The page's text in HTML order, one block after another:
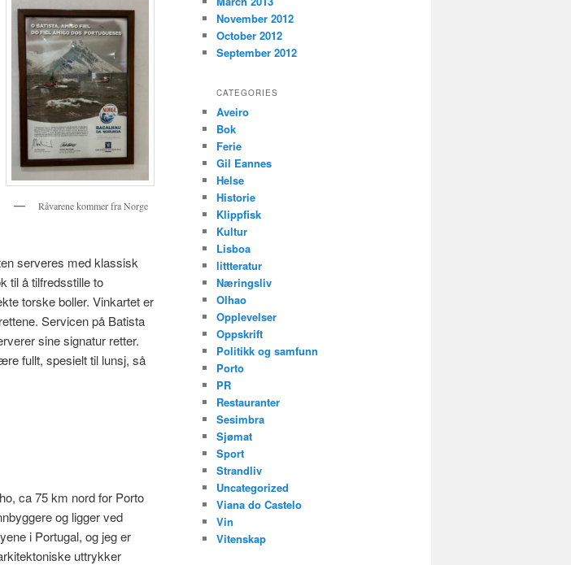
Råvarene kommer fra Norge
serveres med klassisk
til å tilfredsstille to
torske boller. Vinkartet er
Servicen på Batista
sine signatur retter.
fullt, spesielt til lunsj, så
ca 75 km nord for Porto
og ligger ved
i Portugal, og jeg er
uttrykker
November 2012
October 2012
September 2012
CATEGORIES
Aveiro
Bok
Ferie
Gil Eannes
Helse
Historie
Klippfisk
Kultur
Lisboa
littteratur
Næringsliv
Olhao
Opplevelser
Oppskrift
Politikk og samfunn
Porto
PR
Restauranter
Sesimbra
Sjømat
Sport
Strandliv
Uncategorized
Viana do Castelo
Vin
Vitenskap